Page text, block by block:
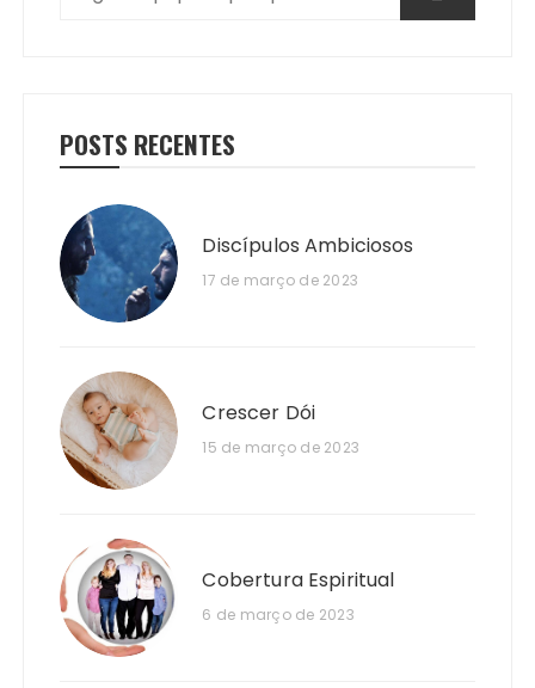
POSTS RECENTES
Discípulos Ambiciosos
17 de março de 2023
Crescer Dói
15 de março de 2023
Cobertura Espiritual
6 de março de 2023